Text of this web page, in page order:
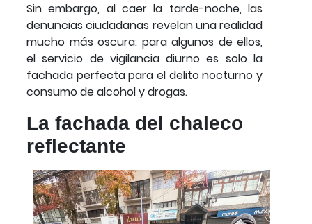
Sin embargo, al caer la tarde-noche, las
denuncias ciudadanas revelan una realidad
mucho más oscura: para algunos de ellos,
el servicio de vigilancia diurno es solo la
fachada perfecta para el delito nocturno y
consumo de alcohol y drogas.
La fachada del chaleco
reflectante